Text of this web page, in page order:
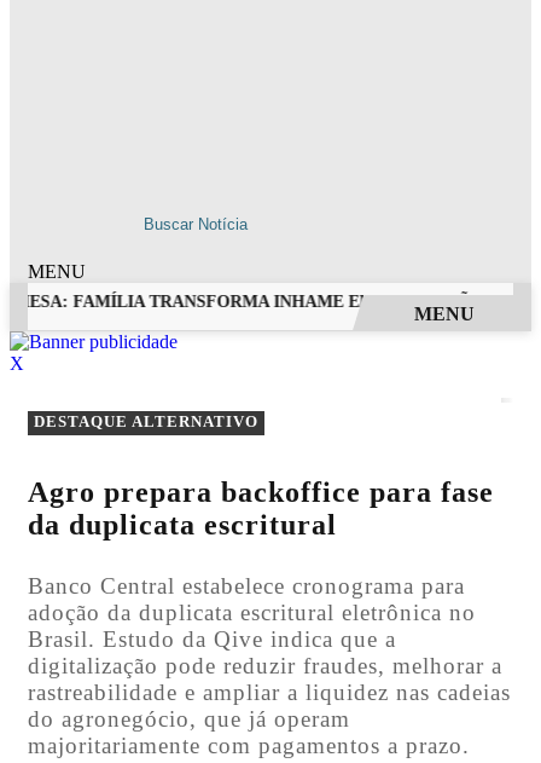
MENU
FAMÍLIA TRANSFORMA INHAME EM DOCES, PÃES E
MENU
X
DESTAQUE ALTERNATIVO
Agro prepara backoffice para fase
da duplicata escritural
Banco Central estabelece cronograma para
adoção da duplicata escritural eletrônica no
Brasil. Estudo da Qive indica que a
digitalização pode reduzir fraudes, melhorar a
rastreabilidade e ampliar a liquidez nas cadeias
do agronegócio, que já operam
majoritariamente com pagamentos a prazo.